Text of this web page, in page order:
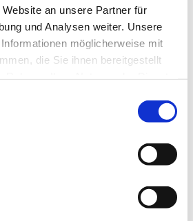
an unsere Partner für
und Analysen weiter. Unsere
möglicherweise mit
die Sie ihnen bereitgestellt
Sie auch